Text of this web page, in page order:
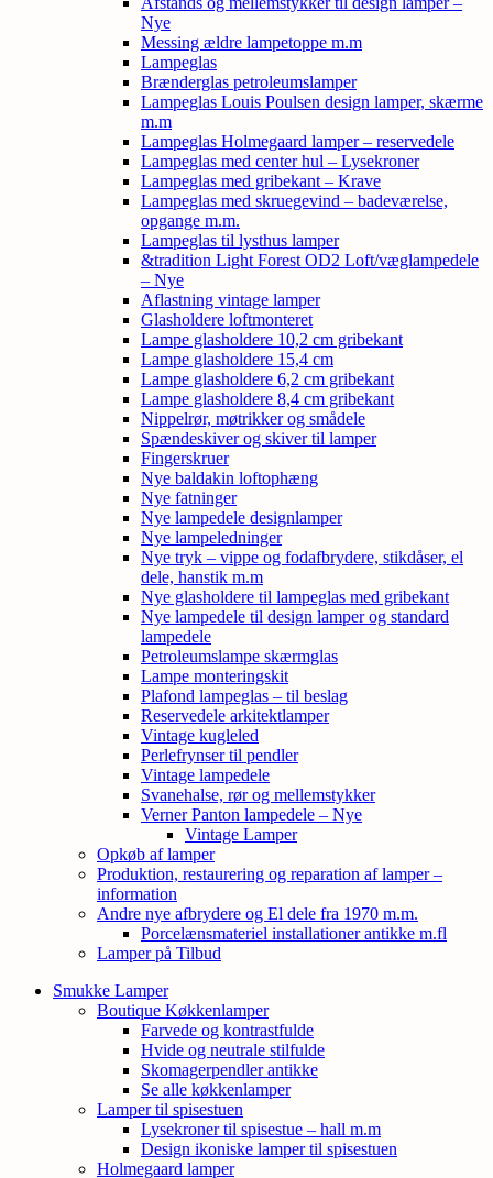
Nye
Messing ældre lampetoppe m.m
Lampeglas
Brænderglas petroleumslamper
Lampeglas Louis Poulsen design lamper, skærme
m.m
Lampeglas Holmegaard lamper – reservedele
Lampeglas med center hul – Lysekroner
Lampeglas med gribekant – Krave
Lampeglas med skruegevind – badeværelse,
opgange m.m.
Lampeglas til lysthus lamper
&tradition Light Forest OD2 Loft/væglampedele
– Nye
Aflastning vintage lamper
Glasholdere loftmonteret
Lampe glasholdere 10,2 cm gribekant
Lampe glasholdere 15,4 cm
Lampe glasholdere 6,2 cm gribekant
Lampe glasholdere 8,4 cm gribekant
Nippelrør, møtrikker og smådele
Spændeskiver og skiver til lamper
Fingerskruer
Nye baldakin loftophæng
Nye fatninger
Nye lampedele designlamper
Nye lampeledninger
Nye tryk – vippe og fodafbrydere, stikdåser, el
dele, hanstik m.m
Nye glasholdere til lampeglas med gribekant
Nye lampedele til design lamper og standard
lampedele
Petroleumslampe skærmglas
Lampe monteringskit
Plafond lampeglas – til beslag
Reservedele arkitektlamper
Vintage kugleled
Perlefrynser til pendler
Vintage lampedele
Svanehalse, rør og mellemstykker
Verner Panton lampedele – Nye
Vintage Lamper
Opkøb af lamper
Produktion, restaurering og reparation af lamper –
information
Andre nye afbrydere og El dele fra 1970 m.m.
Porcelænsmateriel installationer antikke m.fl
Lamper på Tilbud
Smukke Lamper
Boutique Køkkenlamper
Farvede og kontrastfulde
Hvide og neutrale stilfulde
Skomagerpendler antikke
Se alle køkkenlamper
Lamper til spisestuen
Lysekroner til spisestue – hall m.m
Design ikoniske lamper til spisestuen
Holmegaard lamper